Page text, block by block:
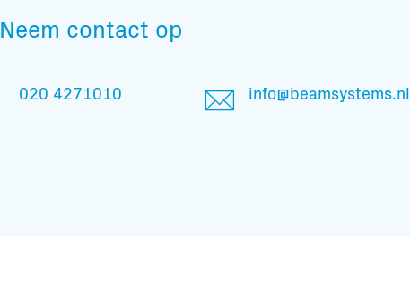
Neem contact op
020 4271010 info@beamsystems.nl